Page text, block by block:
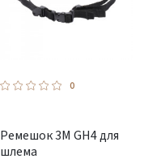
0
Ремешок 3M GH4 для
шлема